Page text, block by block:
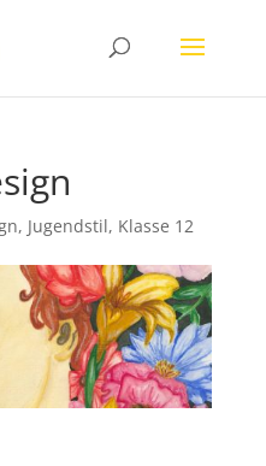
, Jugendstil, Klasse 12